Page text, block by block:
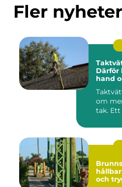
Fler nyheter
Därför
hand
om
tak. Ett
och